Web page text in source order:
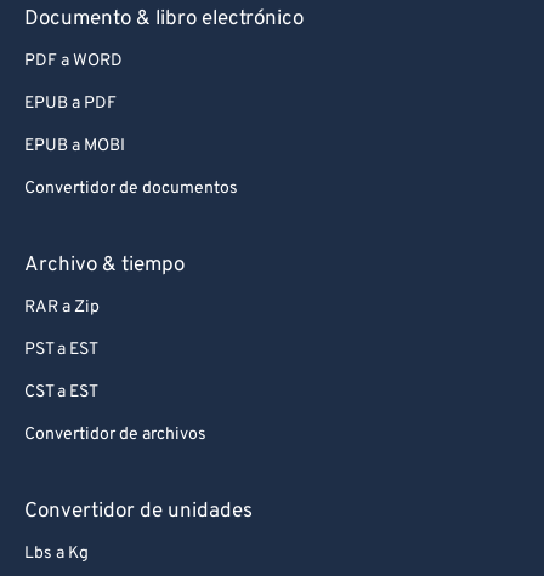
Documento & libro electrónico
PDF a WORD
EPUB a PDF
EPUB a MOBI
Convertidor de documentos
Archivo & tiempo
RAR a Zip
PST a EST
CST a EST
Convertidor de archivos
Convertidor de unidades
Lbs a Kg